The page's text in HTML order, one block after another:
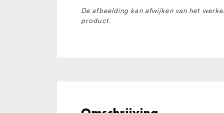
De afbeelding kan afwijken van het
product.